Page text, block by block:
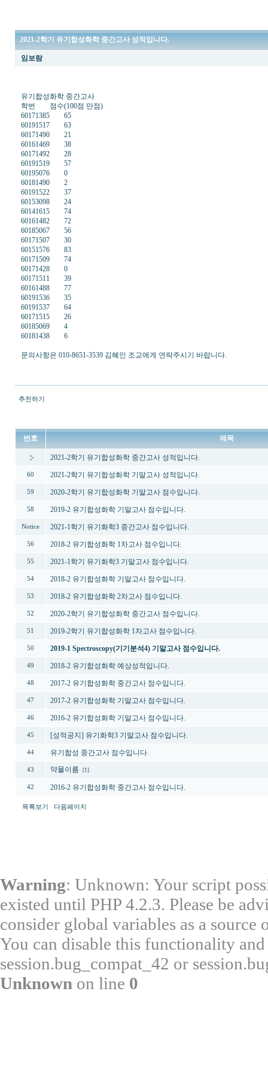
2021-2학기 유기합성화학 중간고사 성적입니다.
임보람
유기합성화학 중간고사
학번 점수(100점 만점)
60171385 65
60191517 63
60171490 21
60161469 38
60171492 28
60191519 57
60195076 0
60181490 2
60191522 37
60153098 24
60141615 74
60161482 72
60185067 56
60171507 30
60151576 83
60171509 74
60171428 0
60171511 39
60161488 77
60191536 35
60191537 64
60171515 26
60185069 4
60181438 6
문의사항은 010-8651-3539 김혜인 조교에게 연락주시기 바랍니다.
추천하기
번호 제목
2021-2학기 유기합성화학 중간고사 성적입니다.
60 2021-2학기 유기합성화학 기말고사 성적입니다.
59 2020-2학기 유기합성화학 기말고사 점수입니다.
58 2019-2 유기합성화학 기말고사 점수입니다.
Notice 2021-1학기 유기화학3 중간고사 점수입니다.
56 2018-2 유기합성화학 1차고사 점수입니다.
55 2021-1학기 유기화학3 기말고사 점수입니다.
54 2018-2 유기합성화학 기말고사 점수입니다.
53 2018-2 유기합성화학 2차고사 점수입니다.
52 2020-2학기 유기합성화학 중간고사 점수입니다.
51 2019-2학기 유기합성화학 1차고사 점수입니다.
50 2019-1 Spectroscopy(기기분석4) 기말고사 점수입니다.
49 2018-2 유기합성화학 예상성적입니다.
48 2017-2 유기합성화학 중간고사 점수입니다.
47 2017-2 유기합성화학 기말고사 점수입니다.
46 2016-2 유기합성화학 기말고사 점수입니다.
45 [성적공지] 유기화학3 기말고사 점수입니다.
44 유기합성 중간고사 점수입니다.
43 약물이름 [1]
42 2016-2 유기합성화학 중간고사 점수입니다.
목록보기 다음페이지
Warning: Unknown: Your script
existed until PHP 4.2.3. Please be
consider global variables as a source
You can disable this functionality
session.bug_compat_42 or
Unknown on line 0